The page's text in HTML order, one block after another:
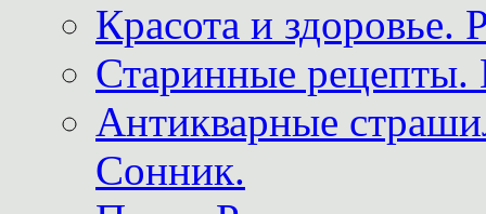
Красота и здоровье.
Старинные рецепты.
Антикварные
Сонник.